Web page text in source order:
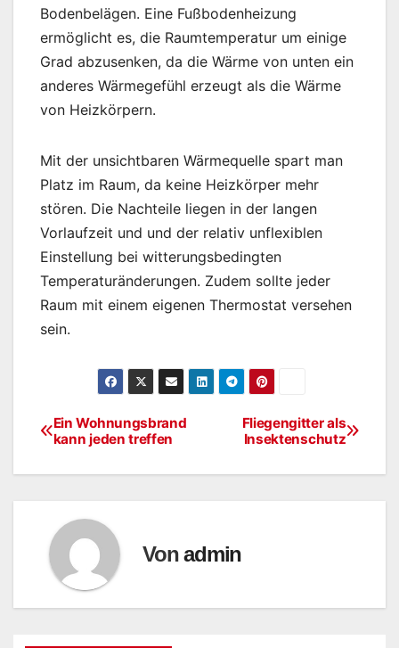
Bodenbelägen. Eine Fußbodenheizung
ermöglicht es, die Raumtemperatur um einige
Grad abzusenken, da die Wärme von unten ein
anderes Wärmegefühl erzeugt als die Wärme
von Heizkörpern.
Mit der unsichtbaren Wärmequelle spart man
Platz im Raum, da keine Heizkörper mehr
stören. Die Nachteile liegen in der langen
Vorlaufzeit und und der relativ unflexiblen
Einstellung bei witterungsbedingten
Temperaturänderungen. Zudem sollte jeder
Raum mit einem eigenen Thermostat versehen
sein.
BeitragsnavigationFliegengitter als
Insektenschutz
Ein Wohnungsbrand
kann jeden treffen
Vonadmin